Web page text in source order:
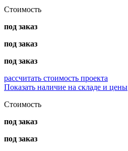
Стоимость
под заказ
под заказ
под заказ
рассчитать стоимость проекта
Показать наличие на складе и цены
Стоимость
под заказ
под заказ